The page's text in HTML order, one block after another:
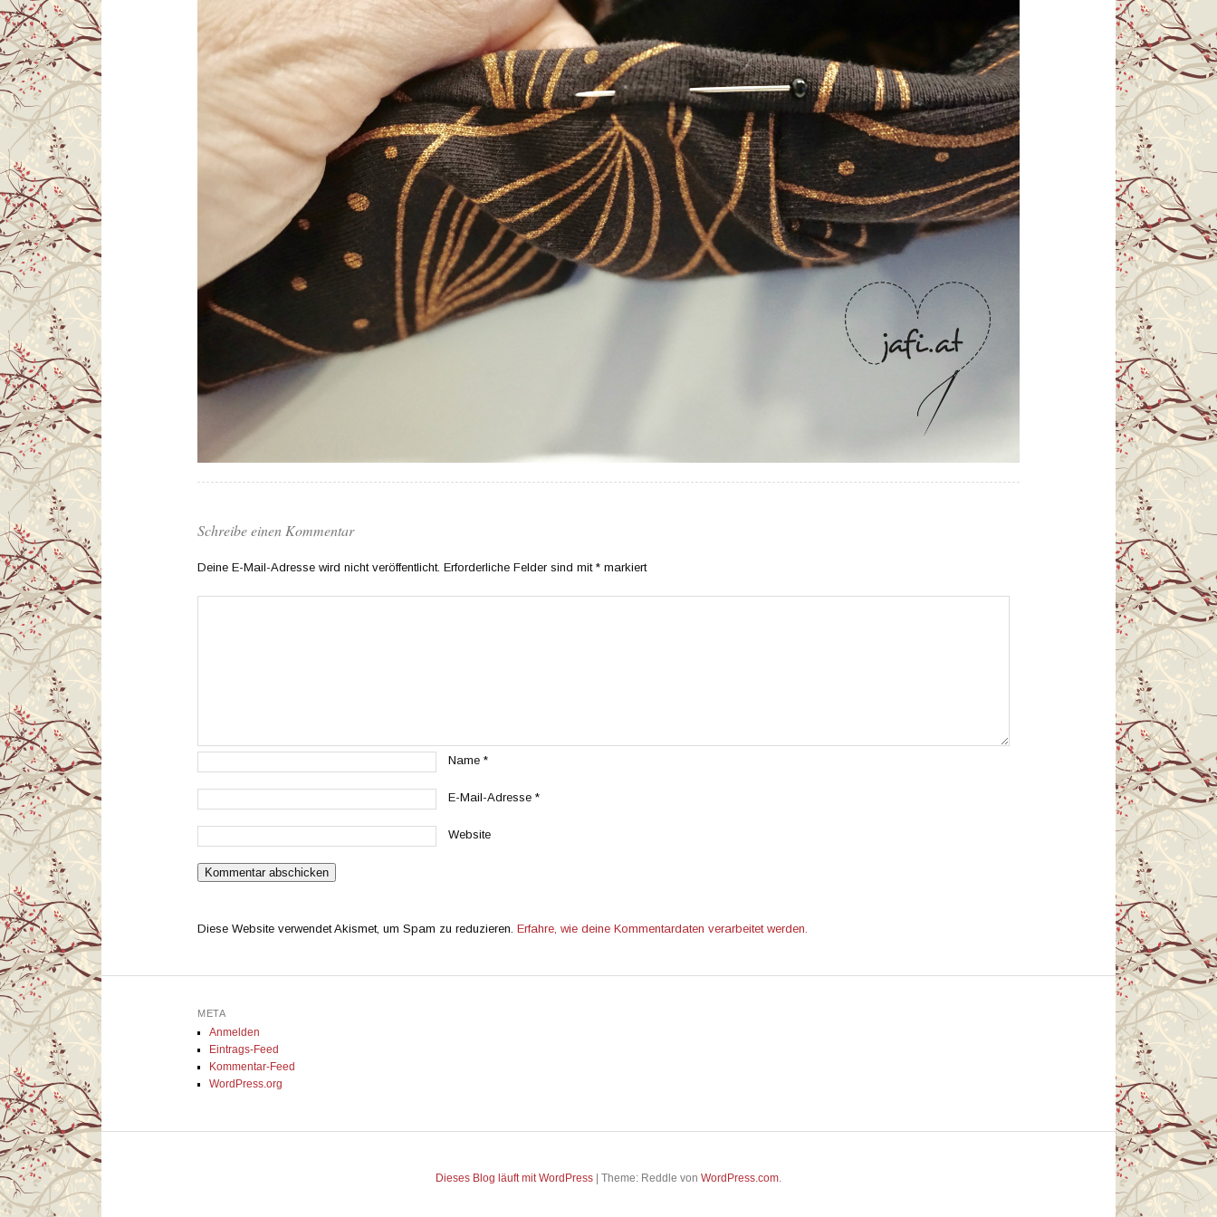
Schreibe einen Kommentar
Deine E-Mail-Adresse wird nicht veröffentlicht. Erforderliche Felder sind mit * markiert
Name *
E-Mail-Adresse *
Website
Diese Website verwendet Akismet, um Spam zu reduzieren. Erfahre, wie deine Kommentardaten verarbeitet werden.
META
Anmelden
Eintrags-Feed
Kommentar-Feed
WordPress.org
Dieses Blog läuft mit WordPress | Theme: Reddle von WordPress.com